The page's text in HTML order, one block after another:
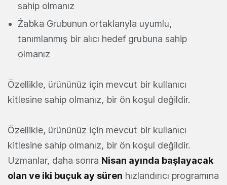
sahip olmanız
Żabka Grubunun ortaklarıyla uyumlu,
tanımlanmış bir alıcı hedef grubuna sahip
olmanız
Özellikle, ürününüz için mevcut bir kullanıcı
kitlesine sahip olmanız, bir ön koşul değildir.
Özellikle, ürününüz için mevcut bir kullanıcı
kitlesine sahip olmanız, bir ön koşul değildir.
Uzmanlar, daha sonra Nisan ayında başlayacak
olan ve iki buçuk ay süren hızlandırıcı programına